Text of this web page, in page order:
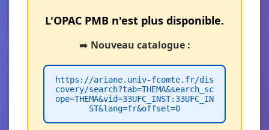
L'OPAC PMB n'est plus disponible.
➡️ Nouveau catalogue :
https://ariane.univ-fcomte.fr/dis
covery/search?tab=THEMA&search_sc
ope=THEMA&vid=33UFC_INST:33UFC_IN
ST&lang=fr&offset=0